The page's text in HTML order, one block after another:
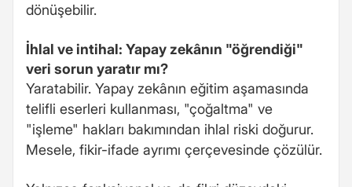
dönüşebilir.
İhlal ve intihal: Yapay zekânın "öğrendiği"
veri sorun yaratır mı?
Yaratabilir. Yapay zekânın eğitim aşamasında
telifli eserleri kullanması, "çoğaltma" ve
"işleme" hakları bakımından ihlal riski doğurur.
Mesele, fikir-ifade ayrımı çerçevesinde çözülür.